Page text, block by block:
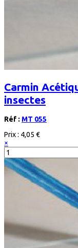
Carmin
insectes
Réf : MT 055
Prix : 4,05 €
×